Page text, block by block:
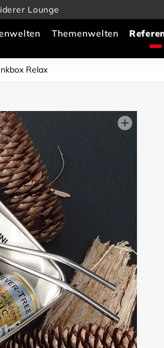
Lounge
Themenwelten
Relax